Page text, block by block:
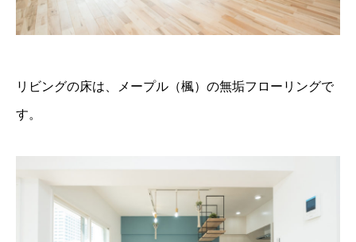
リビングの床は、メープル（楓）の無垢フローリングで
す。